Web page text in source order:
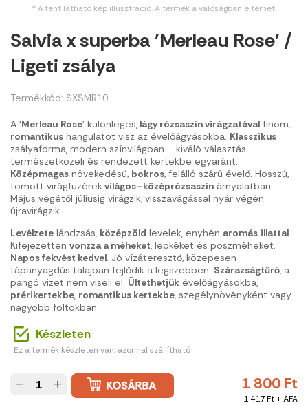
* A fent látható kép illusztráció. A termék a valóságban eltérhet.
Salvia x superba 'Merleau Rose' /
Ligeti zsálya
Termékkód: SXSMR10
A ‘Merleau Rose’ különleges, lágy rózsaszín virágzatával finom,
romantikus hangulatot visz az évelőágyásokba. Klasszikus
zsályaforma, modern színvilágban – kiváló választás
természetközeli és rendezett kertekbe egyaránt.
Középmagas növekedésű, bokros, felálló szárú évelő. Hosszú,
tömött virágfüzérekvilágos–középrózsaszín árnyalatban.
Május végétől júliusig virágzik, visszavágással nyár végén
újravirágzik.
Levélzete lándzsás, középzöld levelek, enyhén aromás illattal.
Kifejezetten vonzza a méheket, lepkéket és poszméheket.
Napos fekvést kedvel. Jó vízáteresztő, közepesen
tápanyagdús talajban fejlődik a legszebben. Szárazságtűrő, a
pangó vizet nem viseli el. Ültethetjük évelőágyásokba,
prérikertekbe, romantikus kertekbe, szegélynövényként vagy
nagyobb foltokban.
Készleten
Ez a termék készleten van, azonnal szállítható
1 800 Ft
1 417 Ft + ÁFA
− +